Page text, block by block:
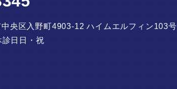
中央区入野町4903-12ハイムエルフィン103号
診日 日・祝